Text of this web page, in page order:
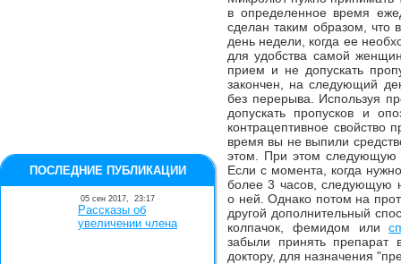
в определенное время
сделан таким образом, что
день недели, когда ее
для удобства самой
прием и не допускать
закончен, на следующий
без перерыва. Используя
допускать пропусков и
контрацептивное свойство
время вы не выпили
этом. При этом следующую
Если с момента, когда
более 3 часов, следующую
о ней. Однако потом на
другой дополнительный
колпачок, фемидом или
забыли принять препарат
доктору, для назначения
ПОСЛЕДНИЕ ПУБЛИКАЦИИ
05 сен 2017, 23:17
Рассказы об
увеличении члена